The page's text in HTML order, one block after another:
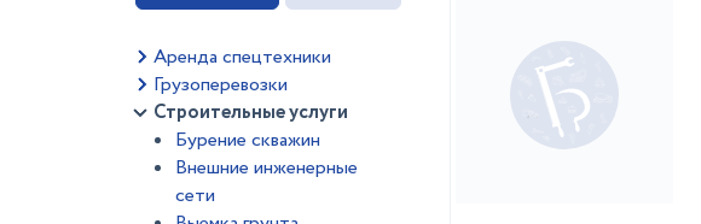
Аренда спецтехники
Грузоперевозки
Строительные услуги
Бурение скважин
Внешние инженерные
сети